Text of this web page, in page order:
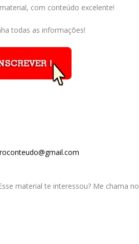
com conteúdo excelente!
todas as informações!
material te interessou? Me chama no